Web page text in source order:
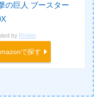
の巨人 ブースター
by Rinker
で探す